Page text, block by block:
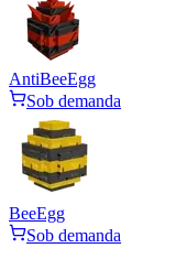
AntiBeeEgg
Sob demanda
BeeEgg
Sob demanda